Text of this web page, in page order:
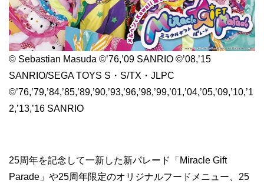
© Sebastian Masuda ©’76,’09 SANRIO ©’08,’15
SANRIO/SEGA TOYS S・S/TX・JLPC
©’76,’79,’84,’85,’89,’90,’93,’96,’98,’99,’01,’04,’05,’09,’10,’1
2,’13,’16 SANRIO
25周年を記念して一新した新パレード「Miracle Gift
Parade」や25周年限定のオリジナルフードメニュー、25